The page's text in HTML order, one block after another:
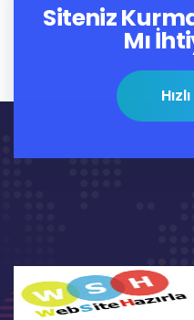
Siteniz
Mı